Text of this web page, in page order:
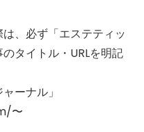
、必ず「エステティッ
タイトル・URLを明記
ーナル」
〜